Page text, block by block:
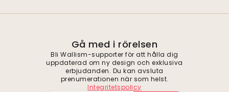
Gå med i rörelsen
Bli Wallism-supporter för att hålla dig
uppdaterad om ny design och exklusiva
erbjudanden. Du kan avsluta
prenumerationen när som helst.
Integritetspolicy